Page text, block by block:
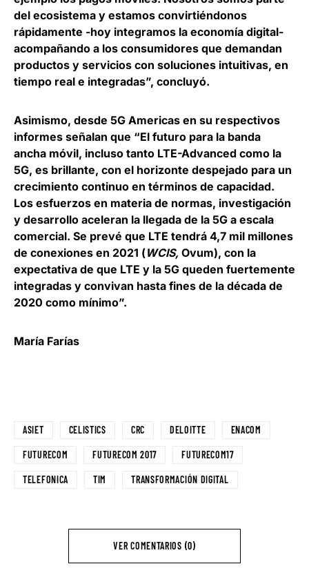
del ecosistema y estamos convirtiéndonos
rápidamente -hoy integramos la economía digital-
acompañando a los consumidores que demandan
productos y servicios con soluciones intuitivas, en
tiempo real e integradas”, concluyó.
Asimismo, desde 5G Americas en su respectivos
informes señalan que “El futuro para la banda
ancha móvil, incluso tanto LTE-Advanced como la
5G, es brillante, con el horizonte despejado para un
crecimiento continuo en términos de capacidad.
Los esfuerzos en materia de normas, investigación
y desarrollo aceleran la llegada de la 5G a escala
comercial. Se prevé que LTE tendrá 4,7 mil millones
de conexiones en 2021 (WCIS, Ovum), con la
expectativa de que LTE y la 5G queden fuertemente
integradas y convivan hasta fines de la década de
2020 como mínimo”.
María Farías
ASIET CELISTICS CRC DELOITTE ENACOM
FUTURECOM FUTURECOM 2017 FUTURECOM17
TELEFONICA TIM TRANSFORMACIÓN DIGITAL
VER COMENTARIOS (0)